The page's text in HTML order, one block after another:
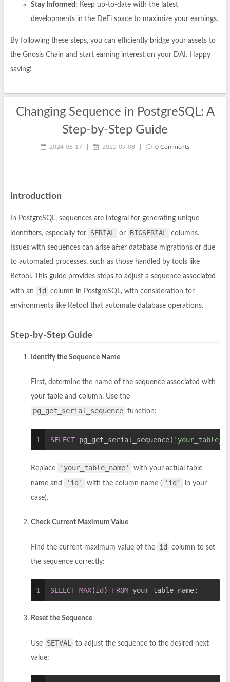
Stay Informed : Keep up-to-date with the latest
developments in the DeFi space to maximize your earnings.
By following these steps, you can efficiently bridge your assets to
the Gnosis Chain and start earning interest on your DAI. Happy
saving!
Changing Sequence in PostgreSQL: A
Step-by-Step Guide
2024-06-17 2025-09-08 0 Comments
Introduction
In PostgreSQL, sequences are integral for generating unique
identifiers, especially for SERIAL or BIGSERIAL
columns.
Issues with sequences can arise after database migrations or due
to automated processes, such as those handled by tools like
Retool. This guide provides steps to adjust a sequence associated
with an id
column in PostgreSQL, with consideration for
environments like Retool that automate database operations.
Step-by-Step Guide
Identify the Sequence Name
First, determine the name of the sequence associated with
your table and column. Use the
pg_get_serial_sequence function:
1 SELECT pg_get_serial_sequence(
Replace 'your_table_name' with your actual table
name and 'id' with the column name ( 'id'
in your
case).
Check Current Maximum Value
Find the current maximum value of the id
column to set
the sequence correctly:
1 SELECT MAX(id) FROM your_table_name;
Reset the Sequence
Use SETVAL
to adjust the sequence to the desired next
value: